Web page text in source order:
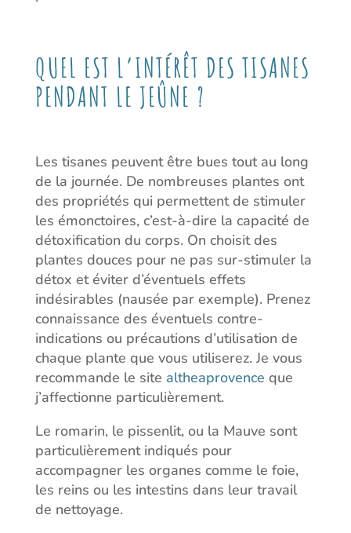
QUEL EST L’INTÉRÊT DES TISANES
PENDANT LE JEÛNE ?
Les tisanes peuvent être bues tout au long
de la journée. De nombreuses plantes ont
des propriétés qui permettent de stimuler
les émonctoires, c’est-à-dire la capacité de
détoxification du corps. On choisit des
plantes douces pour ne pas sur-stimuler la
détox et éviter d’éventuels effets
indésirables (nausée par exemple). Prenez
connaissance des éventuels contre-
indications ou précautions d’utilisation de
chaque plante que vous utiliserez. Je vous
recommande le site altheaprovence que
j’affectionne particulièrement.
Le romarin, le pissenlit, ou la Mauve sont
particulièrement indiqués pour
accompagner les organes comme le foie,
les reins ou les intestins dans leur travail
de nettoyage.